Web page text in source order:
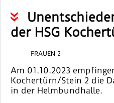
der HSG
FRAUEN 2
Am 01.10.2023
Kochertürn/Stein 2 die
in der Helmbundhalle.